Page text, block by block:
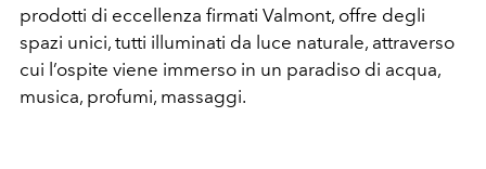
prodotti di eccellenza firmati Valmont, offre degli
spazi unici, tutti illuminati da luce naturale, attraverso
cui l’ospite viene immerso in un paradiso di acqua,
musica, profumi, massaggi.